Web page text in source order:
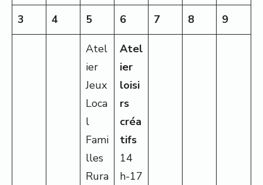
3 4 5 6 7 8 9
Atel
ier
Jeux
Loca
l
Fami
lles
Rura
Atel
ier
loisi
rs
créa
tifs
14
h-17